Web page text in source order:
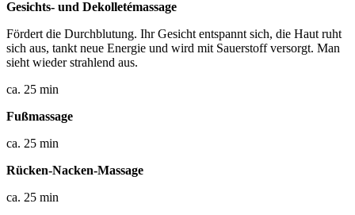
Gesichts- und Dekolletémassage
Fördert die Durchblutung. Ihr Gesicht entspannt sich, die Haut ruht
sich aus, tankt neue Energie und wird mit Sauerstoff versorgt. Man
sieht wieder strahlend aus.
ca. 25 min
Fußmassage
ca. 25 min
Rücken-Nacken-Massage
ca. 25 min